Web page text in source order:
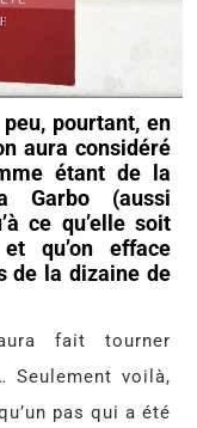
pourtant, en
aura considéré
étant de la
Garbo (aussi
ce qu’elle soit
qu’on efface
de la dizaine de
fait tourner
Seulement voilà,
pas qui a été